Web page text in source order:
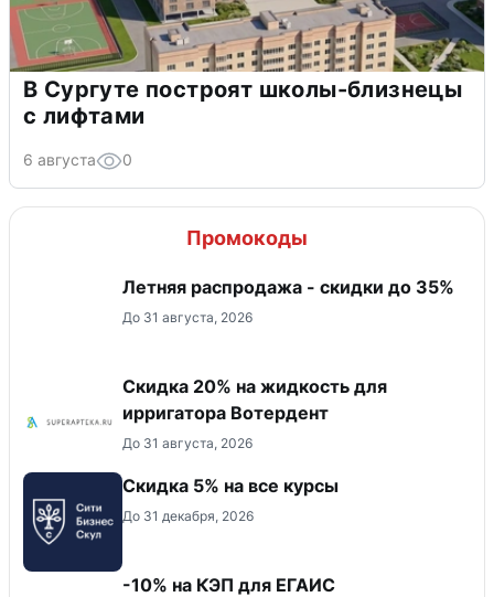
В Сургуте построят школы-близнецы
с лифтами
6 августа 0
Промокоды
Летняя распродажа - скидки до 35%
До 31 августа, 2026
Скидка 20% на жидкость для
ирригатора Вотердент
До 31 августа, 2026
Скидка 5% на все курсы
До 31 декабря, 2026
-10% на КЭП для ЕГАИС